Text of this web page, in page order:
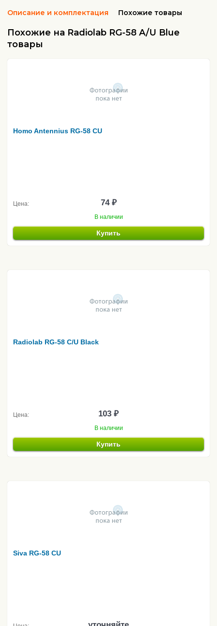
Описание и комплектация Похожие товары
Похожие на Radiolab RG-58 A/U Blue
товары
Homo Antennius RG-58 CU
Цена: 74 ₽
В наличии
Купить
Radiolab RG-58 C/U Black
Цена: 103 ₽
В наличии
Купить
Siva RG-58 CU